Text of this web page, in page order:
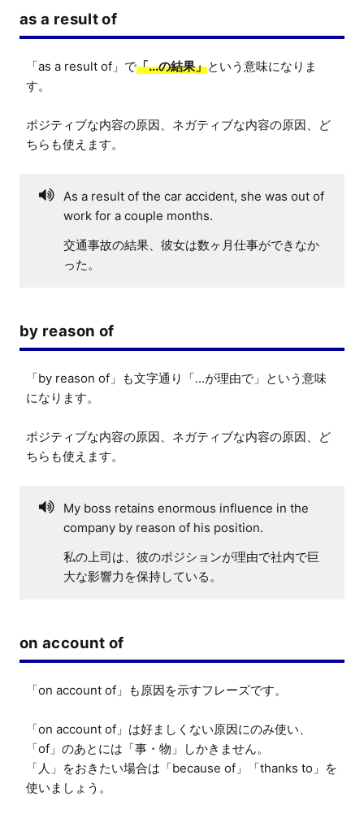
as a result of
「as a result of」で「...の結果」という意味になりま
す。
ポジティブな内容の原因、ネガティブな内容の原因、ど
ちらも使えます。
As a result of the car accident, she was out of
work for a couple months.
交通事故の結果、彼女は数ヶ月仕事ができなか
った。
by reason of
「by reason of」も文字通り「...が理由で」という意味
になります。
ポジティブな内容の原因、ネガティブな内容の原因、ど
ちらも使えます。
My boss retains enormous influence in the
company by reason of his position.
私の上司は、彼のポジションが理由で社内で巨
大な影響力を保持している。
on account of
「on account of」も原因を示すフレーズです。
「on account of」は好ましくない原因にのみ使い、
「of」のあとには「事・物」しかきません。
「人」をおきたい場合は「because of」「thanks to」を
使いましょう。